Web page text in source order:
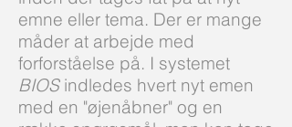
emne eller tema. Der er mange
måder at arbejde med
forforståelse på. I systemet
BIOS indledes hvert nyt emen
med en "øjenåbner" og en